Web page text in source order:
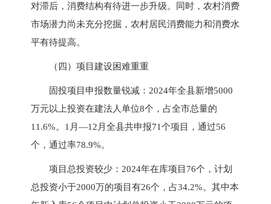
对滞后，消费结构有待进一步升级。同时，农村消费
市场潜力尚未充分挖掘，农村居民消费能力和消费水
平有待提高。
（四）项目建设困难重重
固投项目申报数量锐减：2024年全县新增5000
万元以上投资在建法人单位8个，占全市总量的
11.6%。1月—12月全县共申报71个项目，通过56
个，通过率78.9%。
项目总投资较少：2024年在库项目76个，计划
总投资小于2000万的项目有26个，占34.2%。其中本